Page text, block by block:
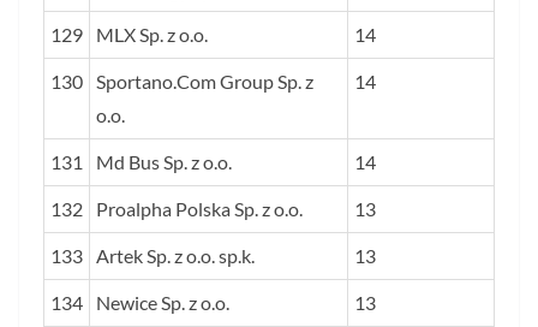
129 MLX Sp. z o.o. 14
130 Sportano.Com Group Sp. z
o.o.
14
131 Md Bus Sp. z o.o. 14
132 Proalpha Polska Sp. z o.o. 13
133 Artek Sp. z o.o. sp.k. 13
134 Newice Sp. z o.o. 13